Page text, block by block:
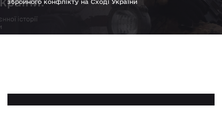
збройного конфлікту на Сході України